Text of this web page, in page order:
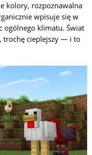
kolory, rozpoznawalna
wpisuje się w
ogólnego klimatu. Świat
trochę cieplejszy — i to